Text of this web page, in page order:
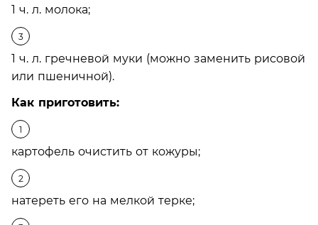
1 ч. л. молока;
1 ч. л. гречневой муки (можно заменить рисовой
или пшеничной).
Как приготовить:
картофель очистить от кожуры;
натереть его на мелкой терке;